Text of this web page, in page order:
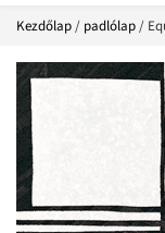
Kezdőlap/ padlólap/